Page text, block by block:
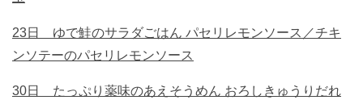
23日 ゆで鮭のサラダごはん パセリレモンソース／チキ
ンソテーのパセリレモンソース
30日 たっぷり薬味のあえそうめん おろしきゅうりだれ